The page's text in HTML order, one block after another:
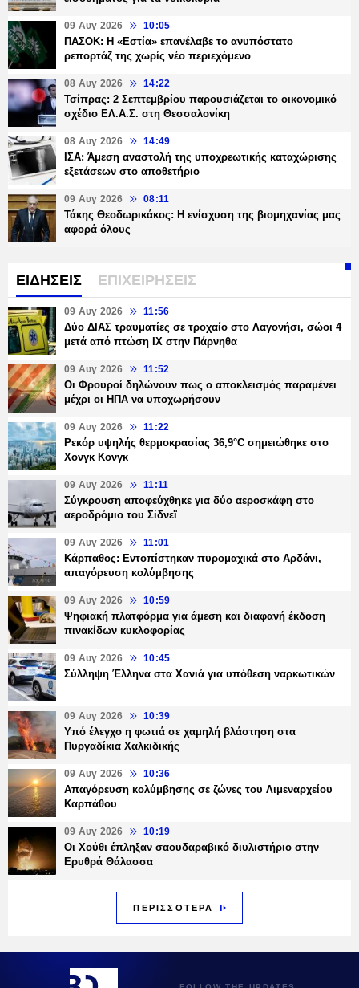
09 Αυγ 2026 10:05
ΠΑΣΟΚ: Η «Εστία» επανέλαβε το ανυπόστατο
ρεπορτάζ της χωρίς νέο περιεχόμενο
08 Αυγ 2026 14:22
Τσίπρας: 2 Σεπτεμβρίου παρουσιάζεται το οικονομικό
σχέδιο ΕΛ.Α.Σ. στη Θεσσαλονίκη
08 Αυγ 2026 14:49
ΙΣΑ: Άμεση αναστολή της υποχρεωτικής καταχώρισης
εξετάσεων στο αποθετήριο
09 Αυγ 2026 08:11
Τάκης Θεοδωρικάκος: Η ενίσχυση της βιομηχανίας μας
αφορά όλους
ΕΙΔΗΣΕΙΣ ΕΠΙΧΕΙΡΗΣΕΙΣ
09 Αυγ 2026 11:56
Δύο ΔΙΑΣ τραυματίες σε τροχαίο στο Λαγονήσι, σώοι 4
μετά από πτώση ΙΧ στην Πάρνηθα
09 Αυγ 2026 11:52
Οι Φρουροί δηλώνουν πως ο αποκλεισμός παραμένει
μέχρι οι ΗΠΑ να υποχωρήσουν
09 Αυγ 2026 11:22
Ρεκόρ υψηλής θερμοκρασίας 36,9°C σημειώθηκε στο
Χονγκ Κονγκ
09 Αυγ 2026 11:11
Σύγκρουση αποφεύχθηκε για δύο αεροσκάφη στο
αεροδρόμιο του Σίδνεϊ
09 Αυγ 2026 11:01
Κάρπαθος: Εντοπίστηκαν πυρομαχικά στο Αρδάνι,
απαγόρευση κολύμβησης
09 Αυγ 2026 10:59
Ψηφιακή πλατφόρμα για άμεση και διαφανή έκδοση
πινακίδων κυκλοφορίας
09 Αυγ 2026 10:45
Σύλληψη Έλληνα στα Χανιά για υπόθεση ναρκωτικών
09 Αυγ 2026 10:39
Υπό έλεγχο η φωτιά σε χαμηλή βλάστηση στα
Πυργαδίκια Χαλκιδικής
09 Αυγ 2026 10:36
Απαγόρευση κολύμβησης σε ζώνες του Λιμεναρχείου
Καρπάθου
09 Αυγ 2026 10:19
Οι Χούθι έπληξαν σαουδαραβικό διυλιστήριο στην
Ερυθρά Θάλασσα
ΠΕΡΙΣΣΟΤΕΡΑ